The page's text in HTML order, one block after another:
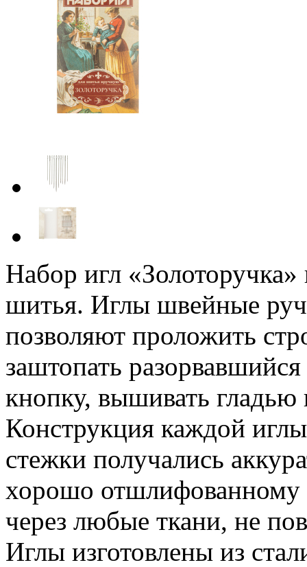
Набор игл
шитья. Иглы швейные
позволяют проложить
заштопать
кнопку, вышивать
Конструкция каждой
стежки получались
хорошо отшлифованному
через любые ткани, не
Иглы изготовлены из